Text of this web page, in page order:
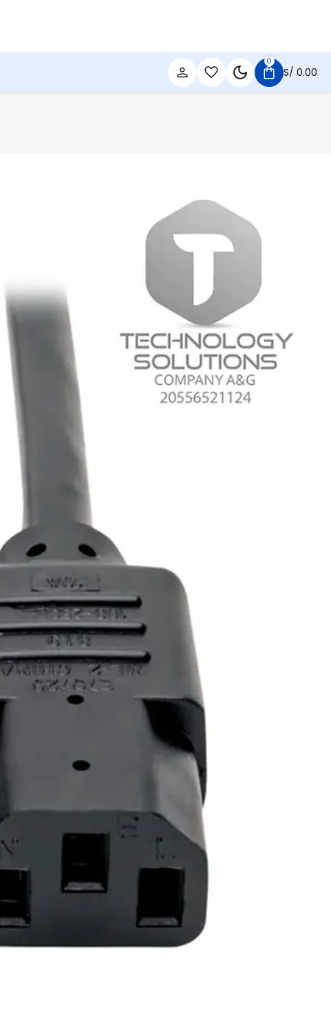
0
S/ 0.00